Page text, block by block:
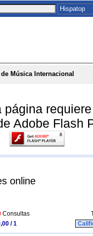
Música Internacional
Adobe Flash
online
Consultas
/ 1